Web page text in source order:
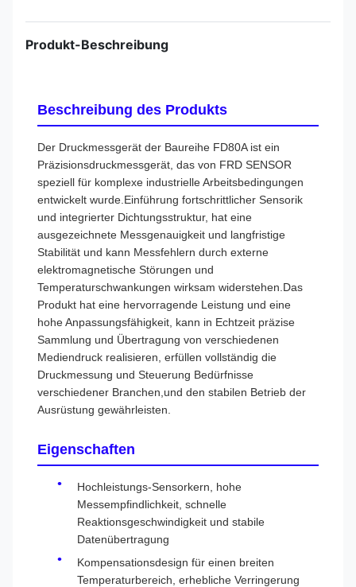
Produkt-Beschreibung
Beschreibung des Produkts
Der Druckmessgerät der Baureihe FD80A ist ein
Präzisionsdruckmessgerät, das von FRD SENSOR
speziell für komplexe industrielle Arbeitsbedingungen
entwickelt wurde.Einführung fortschrittlicher Sensorik
und integrierter Dichtungsstruktur, hat eine
ausgezeichnete Messgenauigkeit und langfristige
Stabilität und kann Messfehlern durch externe
elektromagnetische Störungen und
Temperaturschwankungen wirksam widerstehen.Das
Produkt hat eine hervorragende Leistung und eine
hohe Anpassungsfähigkeit, kann in Echtzeit präzise
Sammlung und Übertragung von verschiedenen
Mediendruck realisieren, erfüllen vollständig die
Druckmessung und Steuerung Bedürfnisse
verschiedener Branchen,und den stabilen Betrieb der
Ausrüstung gewährleisten.
Eigenschaften
Hochleistungs-Sensorkern, hohe
Messempfindlichkeit, schnelle
Reaktionsgeschwindigkeit und stabile
Datenübertragung
Kompensationsdesign für einen breiten
Temperaturbereich, erhebliche Verringerung